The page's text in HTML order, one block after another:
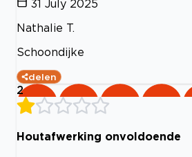
31 July 2025
Nathalie T.
Schoondijke
delen
2
Houtafwerking onvoldoende